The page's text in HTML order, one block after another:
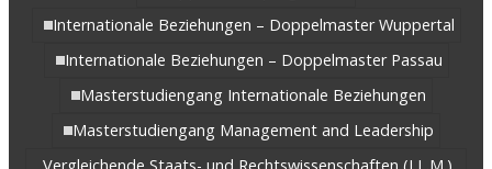
Internationale Beziehungen – Doppelmaster Wuppertal
Internationale Beziehungen – Doppelmaster Passau
Masterstudiengang Internationale Beziehungen
Masterstudiengang Management and Leadership